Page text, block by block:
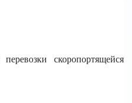
скоропортящейся